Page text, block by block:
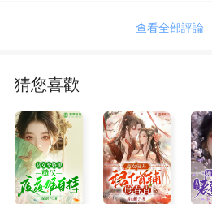
查看全部評論
猜您喜歡